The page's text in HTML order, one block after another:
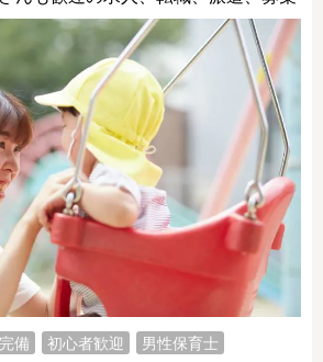
備 初心者歓迎
男性保育士
保育教諭
幼稚園教諭
学童スタッフ
調理師
看護師
その他